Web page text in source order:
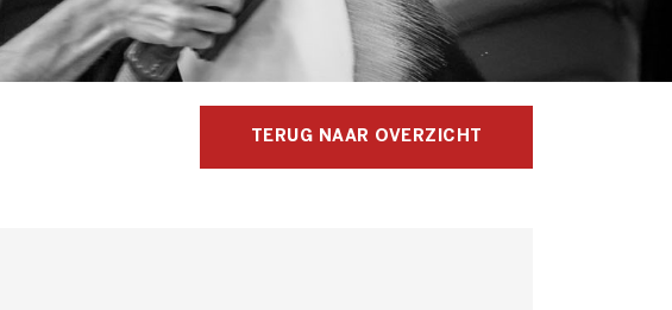
TERUG NAAR OVERZICHT